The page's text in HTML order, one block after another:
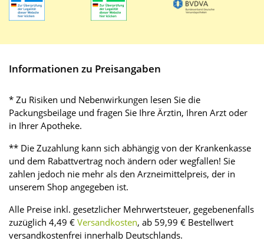
Informationen zu Preisangaben
* Zu Risiken und Nebenwirkungen lesen Sie die
Packungsbeilage und fragen Sie Ihre Ärztin, Ihren Arzt oder
in Ihrer Apotheke.
** Die Zuzahlung kann sich abhängig von der Krankenkasse
und dem Rabattvertrag noch ändern oder wegfallen! Sie
zahlen jedoch nie mehr als den Arzneimittelpreis, der in
unserem Shop angegeben ist.
Alle Preise inkl. gesetzlicher Mehrwertsteuer, gegebenenfalls
zuzüglich 4,49 € Versandkosten, ab 59,99 € Bestellwert
versandkostenfrei innerhalb Deutschlands.